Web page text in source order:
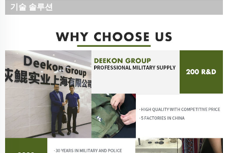
기술 솔루션